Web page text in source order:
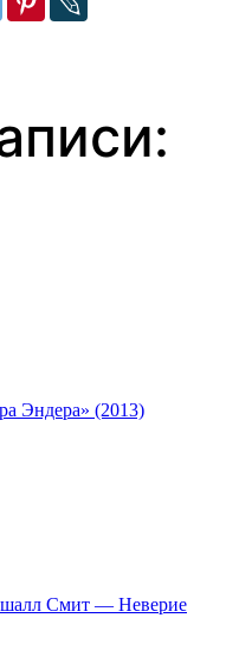
Эндера» (2013)
Смит — Неверие